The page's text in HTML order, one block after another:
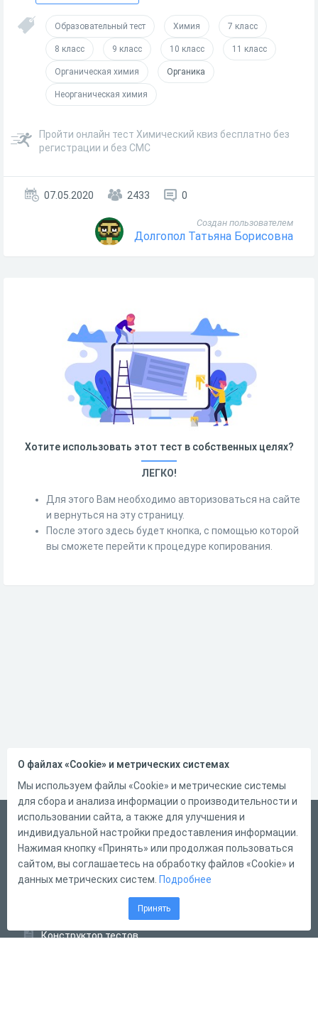
Образовательный тест Химия 7 класс
8 класс 9 класс 10 класс 11 класс
Органическая химия Органика
Неорганическая химия
Пройти онлайн тест Химический квиз бесплатно без
регистрации и без СМС
07.05.2020 2433 0
Создан пользователем
Долгопол Татьяна Борисовна
Хотите использовать этот тест в собственных целях?
ЛЕГКО!
Для этого Вам необходимо авторизоваться на сайте
и вернуться на эту страницу.
После этого здесь будет кнопка, с помощью которой
вы сможете перейти к процедуре копирования.
Русский
Справка
Форма обратной связи
Конструктор тестов
О файлах «Cookie» и метрических системах
Мы используем файлы «Cookie» и метрические системы
для сбора и анализа информации о производительности и
использовании сайта, а также для улучшения и
индивидуальной настройки предоставления информации.
Нажимая кнопку «Принять» или продолжая пользоваться
сайтом, вы соглашаетесь на обработку файлов «Cookie» и
данных метрических систем. Подробнее
Принять